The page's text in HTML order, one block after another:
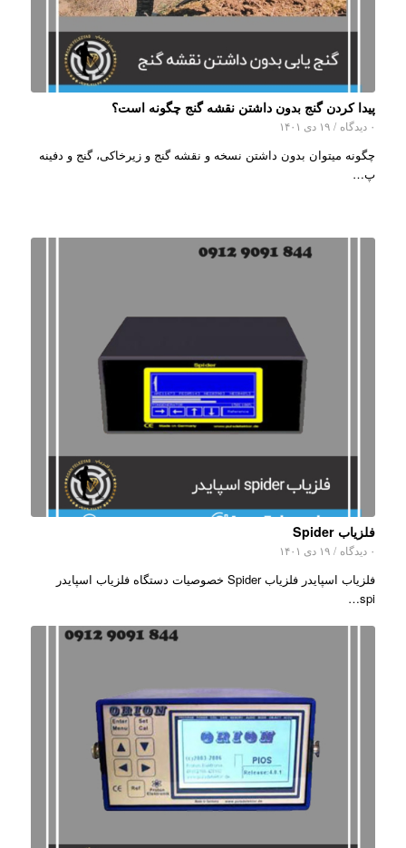
پیدا کردن گنج بدون داشتن نقشه گنج چگونه است؟
۰ دیدگاه / ۱۹ دی ۱۴۰۱
چگونه میتوان بدون داشتن نسخه و نقشه گنج و زیرخاکی، گنج و دفینه
پ…
فلزیاب Spider
۰ دیدگاه / ۱۹ دی ۱۴۰۱
فلزیاب اسپایدر فلزیاب Spider خصوصیات دستگاه فلزیاب اسپایدر
spi…